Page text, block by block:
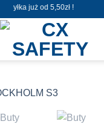
już od 5,50zł !